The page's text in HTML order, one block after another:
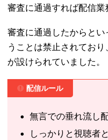
審査に通過すれば配信業
審査に通過したからと
うことは禁止されてお
が設けられていました。
配信ルール
無言での垂れ流し
しっかりと視聴者